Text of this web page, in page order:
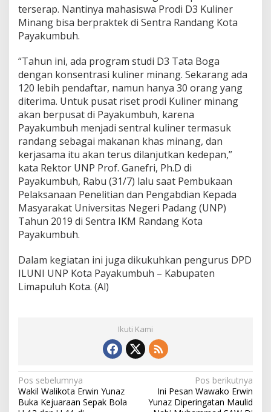
terserap. Nantinya mahasiswa Prodi D3 Kuliner
Minang bisa berpraktek di Sentra Randang Kota
Payakumbuh.
“Tahun ini, ada program studi D3 Tata Boga
dengan konsentrasi kuliner minang. Sekarang ada
120 lebih pendaftar, namun hanya 30 orang yang
diterima. Untuk pusat riset prodi Kuliner minang
akan berpusat di Payakumbuh, karena
Payakumbuh menjadi sentral kuliner termasuk
randang sebagai makanan khas minang, dan
kerjasama itu akan terus dilanjutkan kedepan,”
kata Rektor UNP Prof. Ganefri, Ph.D di
Payakumbuh, Rabu (31/7) lalu saat Pembukaan
Pelaksanaan Penelitian dan Pengabdian Kepada
Masyarakat Universitas Negeri Padang (UNP)
Tahun 2019 di Sentra IKM Randang Kota
Payakumbuh.
Dalam kegiatan ini juga dikukuhkan pengurus DPD
ILUNI UNP Kota Payakumbuh – Kabupaten
Limapuluh Kota. (Al)
Ikuti Kami
N
a
Pos sebelumnya
Wakil Walikota Erwin Yunaz
Buka Kejuaraan Sepak Bola
Pos berikutnya
Ini Pesan Wawako Erwin
Yunaz Diperingatan Maulid